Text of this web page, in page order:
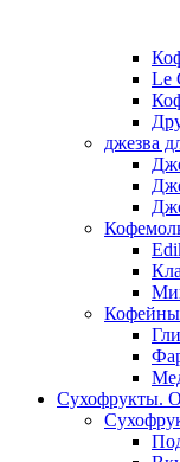
Le
джезва
Сухофрукты.